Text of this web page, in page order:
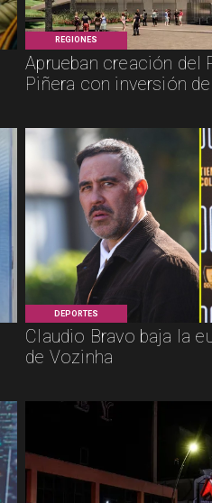
REGIONES
Aprueban creación del
Piñera con inversión
DEPORTES
Claudio Bravo baja la
de Vozinha